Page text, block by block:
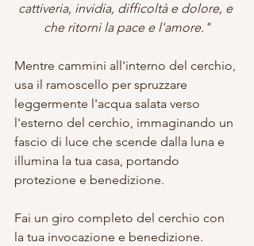
cattiveria, invidia, difficoltà e dolore, e
che ritorni la pace e l'amore."
Mentre cammini all'interno del cerchio,
usa il ramoscello per spruzzare
leggermente l'acqua salata verso
l'esterno del cerchio, immaginando un
fascio di luce che scende dalla luna e
illumina la tua casa, portando
protezione e benedizione.
Fai un giro completo del cerchio con
la tua invocazione e benedizione.